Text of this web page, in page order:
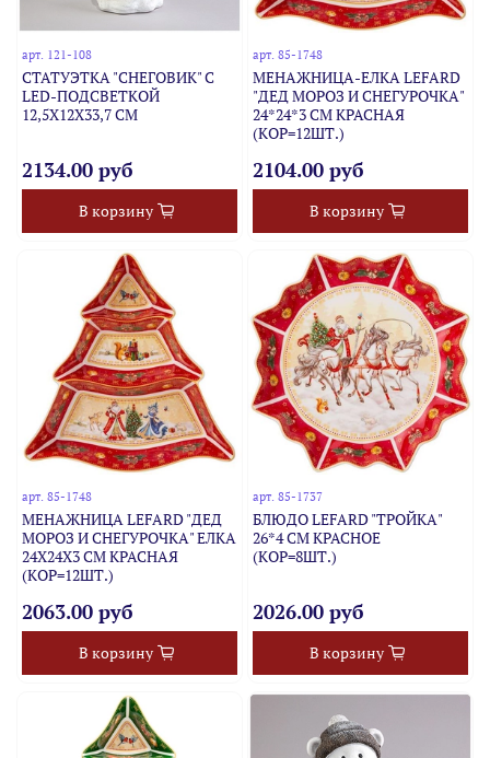
арт. 121-108
СТАТУЭТКА "СНЕГОВИК" С
LED-ПОДСВЕТКОЙ
12,5Х12Х33,7 СМ
2134.00 руб
В корзину
арт. 85-1748
МЕНАЖНИЦА-ЕЛКА LEFARD
"ДЕД МОРОЗ И СНЕГУРОЧКА"
24*24*3 СМ КРАСНАЯ
(КОР=12ШТ.)
2104.00 руб
В корзину
арт.85-1748
МЕНАЖНИЦА LEFARD "ДЕД
МОРОЗ И СНЕГУРОЧКА" ЕЛКА
24Х24Х3 СМ КРАСНАЯ
(КОР=12ШТ.)
2063.00 руб
В корзину
арт. 85-1737
БЛЮДО LEFARD "ТРОЙКА"
26*4 СМ КРАСНОЕ
(КОР=8ШТ.)
2026.00 руб
В корзину